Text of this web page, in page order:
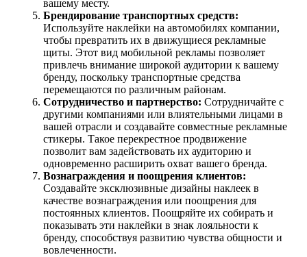
вашему месту.
Брендирование транспортных средств:
Используйте наклейки на автомобилях компании,
чтобы превратить их в движущиеся рекламные
щиты. Этот вид мобильной рекламы позволяет
привлечь внимание широкой аудитории к вашему
бренду, поскольку транспортные средства
перемещаются по различным районам.
Сотрудничество и партнерство: Сотрудничайте с
другими компаниями или влиятельными лицами в
вашей отрасли и создавайте совместные рекламные
стикеры. Такое перекрестное продвижение
позволит вам задействовать их аудиторию и
одновременно расширить охват вашего бренда.
Вознаграждения и поощрения клиентов:
Создавайте эксклюзивные дизайны наклеек в
качестве вознаграждения или поощрения для
постоянных клиентов. Поощряйте их собирать и
показывать эти наклейки в знак лояльности к
бренду, способствуя развитию чувства общности и
вовлеченности.